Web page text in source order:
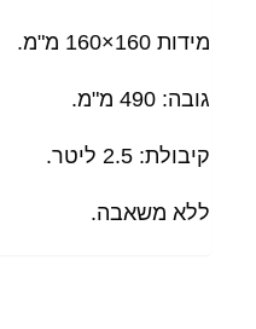
מידות 160×160 מ"מ.
גובה: 490 מ"מ.
קיבולת: 2.5 ליטר.
ללא משאבה.